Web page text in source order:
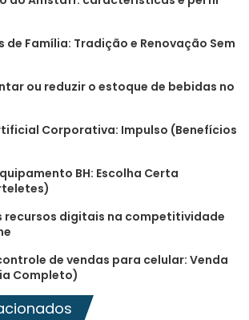
de Família: Tradição e Renovação Sem
ou reduzir o estoque de bebidas no
Corporativa: Impulso (Benefícios
BH: Escolha Certa
recursos digitais na competitividade
de vendas para celular: Venda
Completo)